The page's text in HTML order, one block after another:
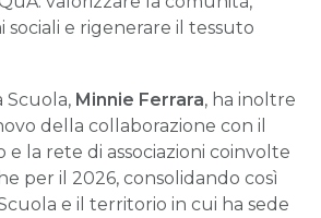
sociali e rigenerare il tessuto
Scuola, Minnie Ferrara, ha inoltre
della collaborazione con il
e la rete di associazioni coinvolte
per il 2026, consolidando così
e il territorio in cui ha sede